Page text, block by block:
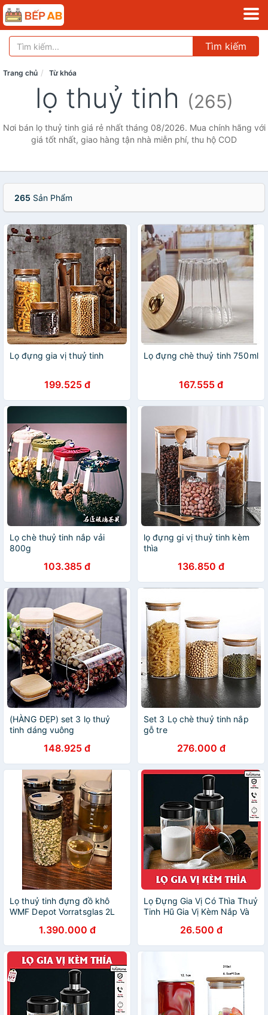
Tìm kiếm
Trang chủ Từ khóa
lọ thuỷ tinh (265)
Nơi bán lọ thuỷ tinh giá rẻ nhất tháng 08/2026. Mua chính hãng với
giá tốt nhất, giao hàng tận nhà miễn phí, thu hộ COD
265 Sản Phẩm
Lọ đựng gia vị thuỷ tinh
199.525 đ
Lọ đựng chè thuỷ tinh 750ml
167.555 đ
Lọ chè thuỷ tinh nắp vải
800g
103.385 đ
lọ đựng gi vị thuỷ tinh kèm
thìa
136.850 đ
(HÀNG ĐẸP) set 3 lọ thuỷ
tinh dáng vuông
148.925 đ
Set 3 Lọ chè thuỷ tinh nắp
gỗ tre
276.000 đ
Lọ thuỷ tinh đựng đồ khô
WMF Depot Vorratsglas 2L
1.390.000 đ
Lọ Đựng Gia Vị Có Thìa Thuỷ
Tinh Hũ Gia Vị Kèm Nắp Và
26.500 đ